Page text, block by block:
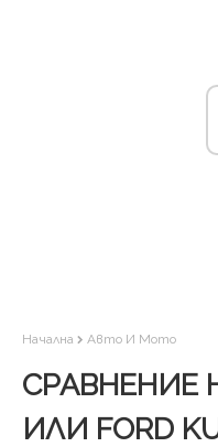
Начална Авто И Мото
СРАВНЕНИЕ
ИЛИ FORD